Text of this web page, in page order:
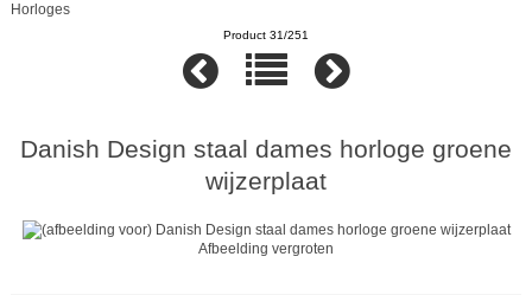
Horloges
Product 31/251
Danish Design staal dames horloge groene
wijzerplaat
Afbeelding vergroten